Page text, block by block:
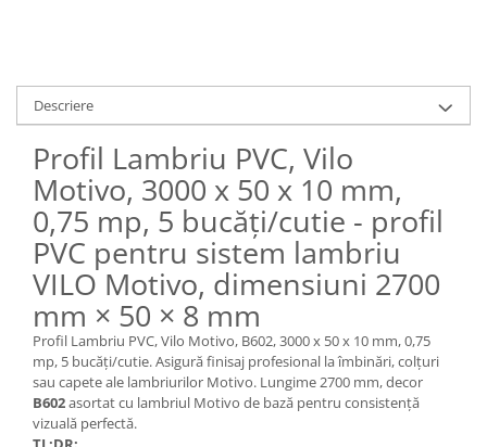
Descriere
Profil Lambriu PVC, Vilo
Motivo, 3000 x 50 x 10 mm,
0,75 mp, 5 bucăți/cutie - profil
PVC pentru sistem lambriu
VILO Motivo, dimensiuni 2700
mm × 50 × 8 mm
Profil Lambriu PVC, Vilo Motivo, B602, 3000 x 50 x 10 mm, 0,75
mp, 5 bucăți/cutie. Asigură finisaj profesional la îmbinări, colțuri
sau capete ale lambriurilor Motivo. Lungime 2700 mm, decor
B602asortat cu lambriul Motivo de bază pentru consistență
vizuală perfectă.